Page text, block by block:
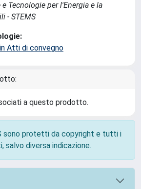
Tecnologie per l'Energia e la
- STEMS
Atti di convegno
a questo prodotto.
sono protetti da copyright e tutti i
salvo diversa indicazione.